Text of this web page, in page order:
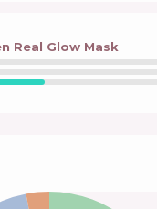
Real Glow Mask